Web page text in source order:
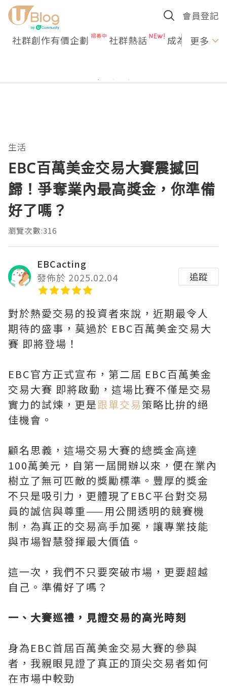
會員登記
社群創作有價企劃 社群熱話 成為U更多
生活
EBC百萬美金交易大賽震撼回
歸！爭奪業內最高獎金，你準備
好了嗎？
瀏覽次數:316
EBCacting
發佈於 2025.02.04
追蹤
對於熱愛交易的投資者來說，近期最令人
期待的盛事，莫過於 EBC百萬美金交易大
賽 即將登場！
EBC官方正式宣布，第二屆 EBC百萬美金
交易大賽 即將啟動，這場比賽不僅是交易
實力的試煉，更是跟單交易策略比拚的絕
佳機會。
顧名思義，這場交易大賽的總獎金高達
100萬美元，自第一屆開辦以來，便在業內
樹立了無可匹敵的獎勵標準。豐厚的獎金
不只是吸引力，更體現了EBC平台對交易
員的誠信與尊重——用公開透明的競賽機
制，為真正的交易高手加冕，讓專業技能
與市場智慧發揮最大價值。
這一次，我們不只要突破市場，更要超越
自己。準備好了嗎？
一、大賽巡禮，見證交易的高光時刻
身為EBC首屆百萬美金交易大賽的參與
者，我親眼見證了真正的頂尖交易者如何
在市場中較勁